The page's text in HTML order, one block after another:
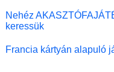
Nehéz
keressük
Francia kártyán alapuló